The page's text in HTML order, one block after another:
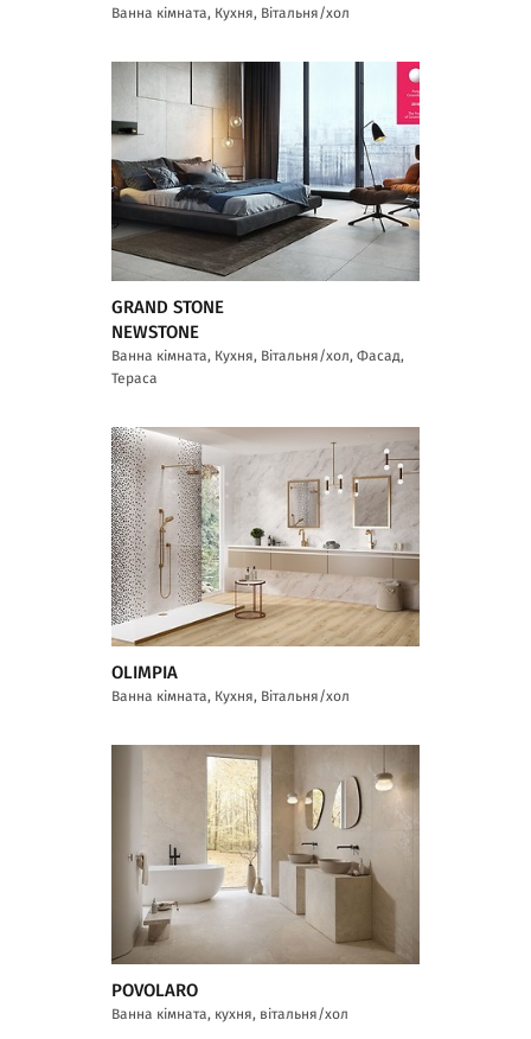
Ванна кімната, Кухня, Вітальня/хол
GRAND STONE
NEWSTONE
Ванна кімната, Кухня, Вітальня/хол, Фасад,
Тераса
OLIMPIA
Ванна кімната, Кухня, Вітальня/хол
POVOLARO
Ванна кімната, кухня, вітальня/хол